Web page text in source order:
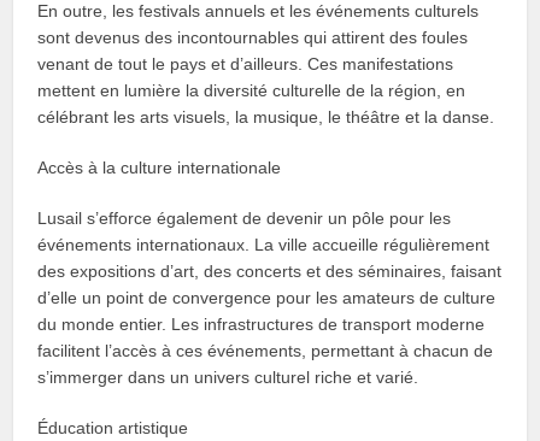
En outre, les festivals annuels et les événements culturels
sont devenus des incontournables qui attirent des foules
venant de tout le pays et d’ailleurs. Ces manifestations
mettent en lumière la diversité culturelle de la région, en
célébrant les arts visuels, la musique, le théâtre et la danse.
Accès à la culture internationale
Lusail s’efforce également de devenir un pôle pour les
événements internationaux. La ville accueille régulièrement
des expositions d’art, des concerts et des séminaires, faisant
d’elle un point de convergence pour les amateurs de culture
du monde entier. Les infrastructures de transport moderne
facilitent l’accès à ces événements, permettant à chacun de
s’immerger dans un univers culturel riche et varié.
Éducation artistique